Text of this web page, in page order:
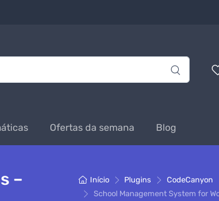
Ofertas da semana Blog
Início Plugins
CodeCanyon
School Management System for
–